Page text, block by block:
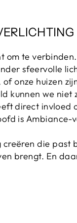
om te
sfeervolle
onze huizen
kunnen we
direct invloed
is
die past
brengt. En